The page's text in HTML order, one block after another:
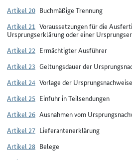
Artikel 20 Buchmäßige Trennung
Artikel 21 Voraussetzungen für die
Ursprungserklärung oder einer
Artikel 22 Ermächtigter Ausführer
Artikel 23 Geltungsdauer der
Artikel 24 Vorlage der Ursprungsnachweise
Artikel 25 Einfuhr in Teilsendungen
Artikel 26 Ausnahmen vom
Artikel 27 Lieferantenerklärung
Artikel 28 Belege